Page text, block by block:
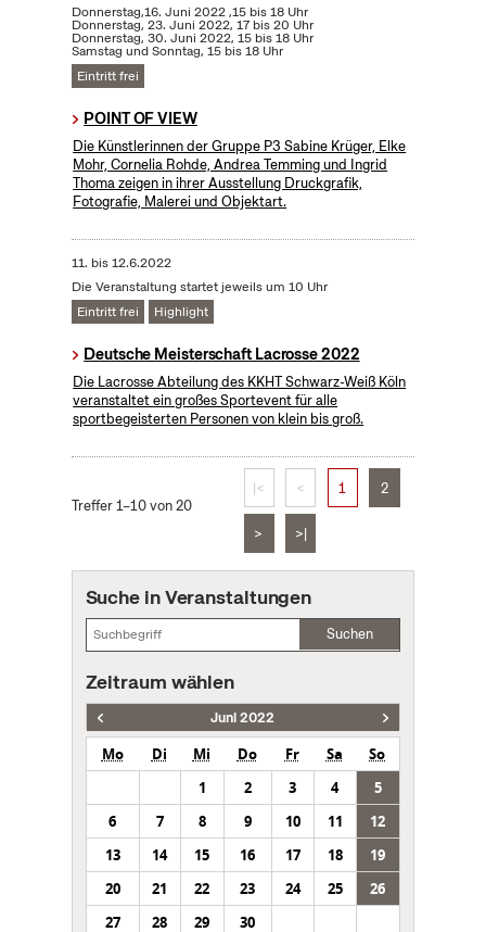
Donnerstag,16. Juni 2022 ,15 bis 18 Uhr
Donnerstag, 23. Juni 2022, 17 bis 20 Uhr
Donnerstag, 30. Juni 2022, 15 bis 18 Uhr
Samstag und Sonntag, 15 bis 18 Uhr
Eintritt frei
POINT OF VIEW
Die Künstlerinnen der Gruppe P3 Sabine Krüger, Elke
Mohr, Cornelia Rohde, Andrea Temming und Ingrid
Thoma zeigen in ihrer Ausstellung Druckgrafik,
Fotografie, Malerei und Objektart.
11. bis12.6.2022
Die Veranstaltung startet jeweils um 10 Uhr
Eintritt frei
Highlight
Deutsche Meisterschaft Lacrosse 2022
Die Lacrosse Abteilung des KKHT Schwarz-Weiß Köln
veranstaltet ein großes Sportevent für alle
sportbegeisterten Personen von klein bis groß.
Treffer 1–10 von 20
|< < 1 2
> >|
Suche in Veranstaltungen
Suchen
Zeitraum wählen
Juni 2022
Mo Di Mi Do Fr Sa
So
1
2 3 4
5
6
7 8 9 10 11
12
13
14 15 16 17 18
19
20
21 22 23 24 25
26
27
28 29 30